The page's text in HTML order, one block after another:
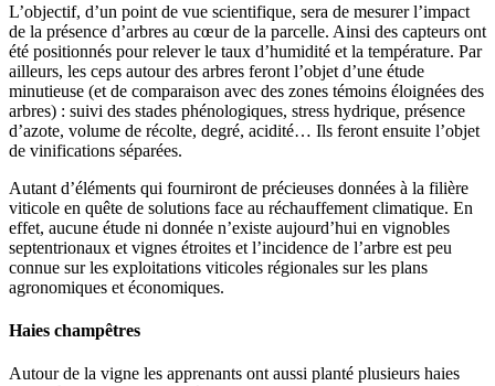
L’objectif, d’un point de vue scientifique, sera de mesurer l’impact
de la présence d’arbres au cœur de la parcelle. Ainsi des capteurs ont
été positionnés pour relever le taux d’humidité et la température. Par
ailleurs, les ceps autour des arbres feront l’objet d’une étude
minutieuse (et de comparaison avec des zones témoins éloignées des
arbres) : suivi des stades phénologiques, stress hydrique, présence
d’azote, volume de récolte, degré, acidité… Ils feront ensuite l’objet
de vinifications séparées.
Autant d’éléments qui fourniront de précieuses données à la filière
viticole en quête de solutions face au réchauffement climatique. En
effet, aucune étude ni donnée n’existe aujourd’hui en vignobles
septentrionaux et vignes étroites et l’incidence de l’arbre est peu
connue sur les exploitations viticoles régionales sur les plans
agronomiques et économiques.
Haies champêtres
Autour de la vigne les apprenants ont aussi planté plusieurs haies